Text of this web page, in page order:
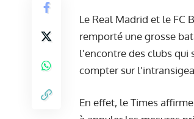
Le Real Madrid et le FC
remporté une grosse
l'encontre des clubs qui
compter sur
En effet, le Times